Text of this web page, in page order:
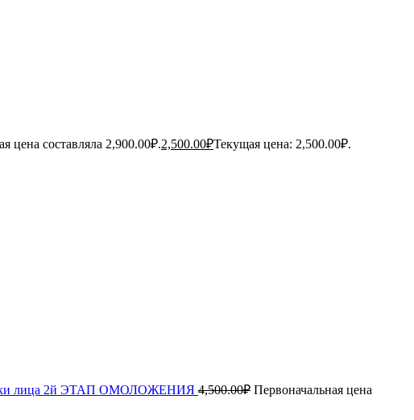
цена составляла 2,900.00₽.2,500.00₽Текущая цена: 2,500.00₽.
лица 2й ЭТАП ОМОЛОЖЕНИЯ 4,500.00₽ Первоначальная цена